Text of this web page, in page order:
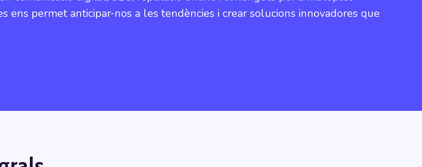
ens permet anticipar-nos a les tendències i crear solucions innovadores que